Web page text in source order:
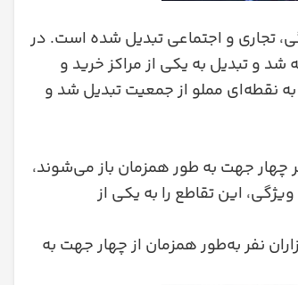
تجاری و اجتماعی تبدیل شده است. در
شد و تبدیل به یکی از مراکز خرید و
مهم توکیو شد. چهارراه شیبویا نیز با توسعه ایستگاه قطار شیبویا در سال ۱۹۸۰، به نقطه‌ای مملو از جمعیت تبدیل شد و
چهار جهت به طور همزمان باز می‌شوند،
این تقاطع را به یکی از
نفر به‌طور همزمان از چهار جهت به